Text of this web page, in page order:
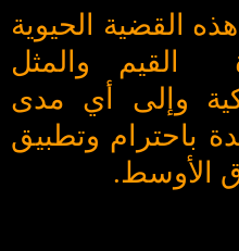
القضية الحيوية
والمثل
وإلى أي مدى
باحترام وتطبيق
الأوسط.